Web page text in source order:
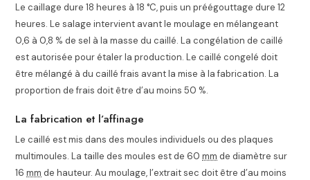
Le caillage dure 18 heures à 18 °C, puis un préégouttage dure 12
heures. Le salage intervient avant le moulage en mélangeant
0,6 à 0,8 % de sel à la masse du caillé. La congélation de caillé
est autorisée pour étaler la production. Le caillé congelé doit
être mélangé à du caillé frais avant la mise à la fabrication. La
proportion de frais doit être d’au moins 50 %.
La fabrication et l’affinage
Le caillé est mis dans des moules individuels ou des plaques
multimoules. La taille des moules est de 60mm de diamètre sur
16mm de hauteur. Au moulage, l’extrait sec doit être d’au moins